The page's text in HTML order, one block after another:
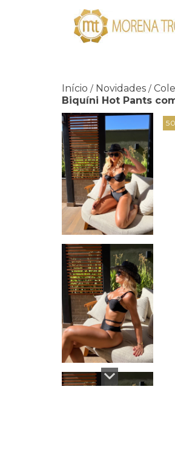
Início / Novidades /
Biquíni Hot Pants